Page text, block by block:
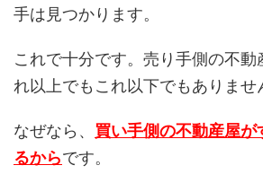
手は見つかります。
これで十分です。売り手側の不動
れ以上でもこれ以下でもありませ
なぜなら、 買い手側の不動産屋
るからです。